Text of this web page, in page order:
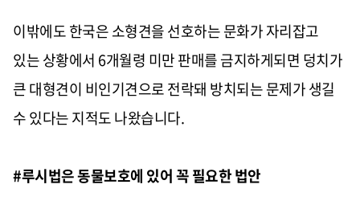
이밖에도 한국은 소형견을 선호하는 문화가 자리잡고
있는 상황에서 6개월령 미만 판매를 금지하게되면 덩치가
큰 대형견이 비인기견으로 전락돼 방치되는 문제가 생길
수 있다는 지적도 나왔습니다.
#루시법은 동물보호에 있어 꼭 필요한 법안